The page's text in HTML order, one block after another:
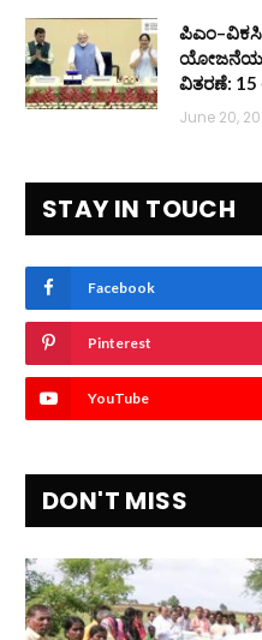
ಯೋಜನೆಯಡಿ
ವಿತರಣೆ: 15
June 20,
STAY IN TOUCH
Facebook
Pinterest
YouTube
DON'T MISS